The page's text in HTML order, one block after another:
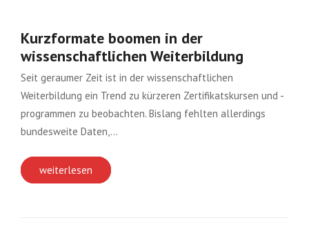
Kurzformate boomen in der
wissenschaftlichen Weiterbildung
Seit geraumer Zeit ist in der wissenschaftlichen
Weiterbildung ein Trend zu kürzeren Zertifikatskursen und -
programmen zu beobachten. Bislang fehlten allerdings
bundesweite Daten,…
weiterlesen